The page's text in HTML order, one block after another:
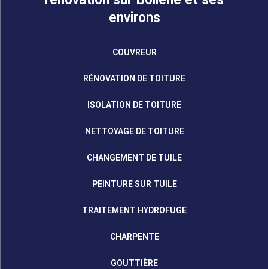
environs
COUVREUR
RÉNOVATION DE TOITURE
ISOLATION DE TOITURE
NETTOYAGE DE TOITURE
CHANGEMENT DE TUILE
PEINTURE SUR TUILE
TRAITEMENT HYDROFUGE
CHARPENTE
GOUTTIÈRE